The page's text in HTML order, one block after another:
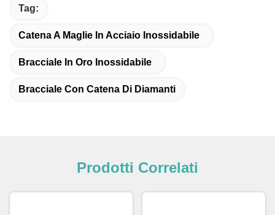
Tag:
Catena A Maglie In Acciaio Inossidabile
Bracciale In Oro Inossidabile
Bracciale Con Catena Di Diamanti
Prodotti Correlati